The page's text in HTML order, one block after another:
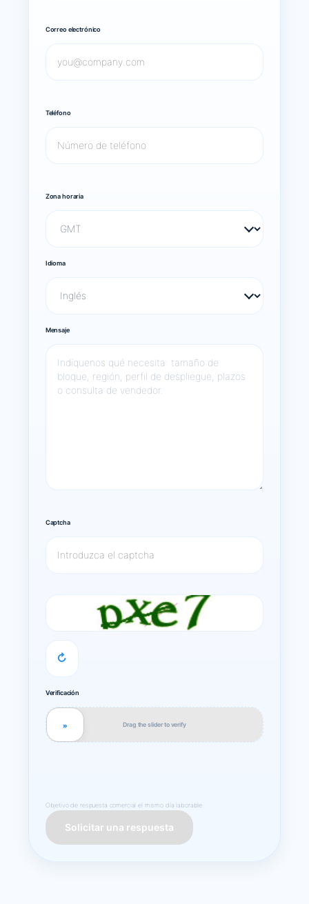
Correo electrónico
Teléfono
Zona horaria
Idioma
Mensaje
Captcha
↻
Verificación
Drag the slider to verify
»
Objetivo de respuesta comercial el mismo día laborable.
Solicitar una respuesta